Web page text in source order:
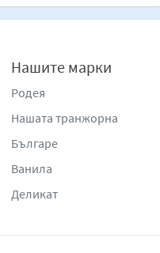
Нашите марки
Родея
Нашата транжорна
Българе
Ванила
Деликат